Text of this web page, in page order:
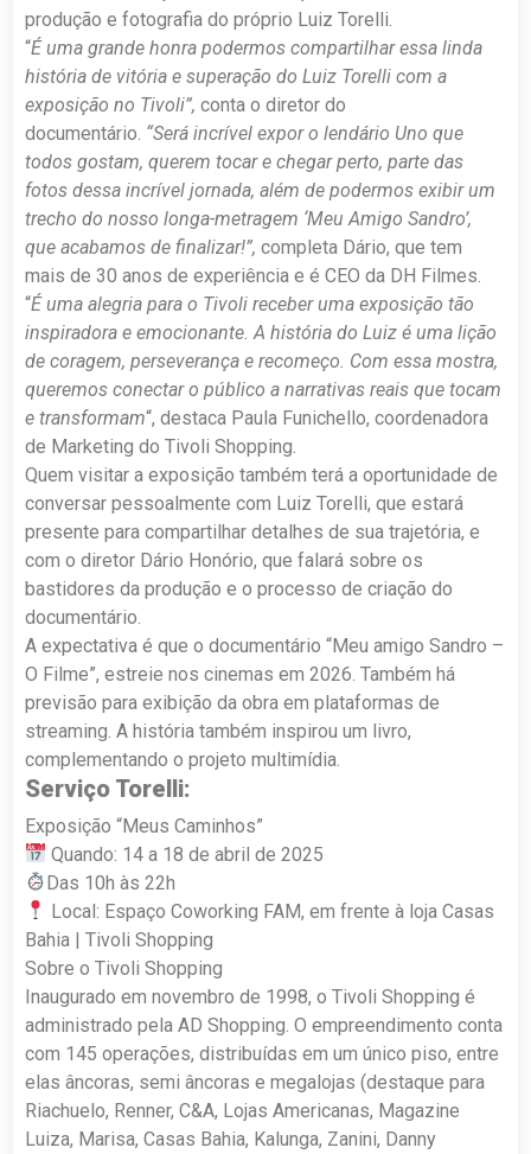
produção e fotografia do próprio Luiz Torelli.
“É uma grande honra podermos compartilhar essa linda
história de vitória e superação do Luiz Torelli com a
exposição no Tivoli”,conta o diretor do
documentário. “Será incrível expor o lendário Uno que
todos gostam, querem tocar e chegar perto, parte das
fotos dessa incrível jornada, além de podermos exibir um
trecho do nosso longa-metragem ‘Meu Amigo Sandro’,
que acabamos de finalizar!”,completa Dário, que tem
mais de 30 anos de experiência e é CEO da DH Filmes.
“É uma alegria para o Tivoli receber uma exposição tão
inspiradora e emocionante. A história do Luiz é uma lição
de coragem, perseverança e recomeço. Com essa mostra,
queremos conectar o público a narrativas reais que tocam
e transformam“, destaca Paula Funichello, coordenadora
de Marketing do Tivoli Shopping.
Quem visitar a exposição também terá a oportunidade de
conversar pessoalmente com Luiz Torelli, que estará
presente para compartilhar detalhes de sua trajetória, e
com o diretor Dário Honório, que falará sobre os
bastidores da produção e o processo de criação do
documentário.
A expectativa é que o documentário “Meu amigo Sandro –
O Filme”, estreie nos cinemas em 2026. Também há
previsão para exibição da obra em plataformas de
streaming. A história também inspirou um livro,
complementando o projeto multimídia.
Serviço Torelli:
Exposição “Meus Caminhos”
Quando: 14 a 18 de abril de 2025
Das 10h às 22h
Local: Espaço Coworking FAM, em frente à loja Casas
Bahia | Tivoli Shopping
Sobre o Tivoli Shopping
Inaugurado em novembro de 1998, o Tivoli Shopping é
administrado pela AD Shopping. O empreendimento conta
com 145 operações, distribuídas em um único piso, entre
elas âncoras, semi âncoras e megalojas (destaque para
Riachuelo, Renner, C&A, Lojas Americanas, Magazine
Luiza, Marisa, Casas Bahia, Kalunga, Zanini, Danny